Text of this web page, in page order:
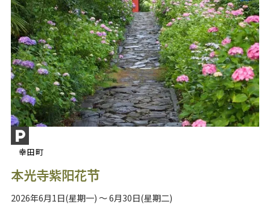
幸田町
本光寺紫阳花节
2026年6月1日(星期一) ～ 6月30日(星期二)